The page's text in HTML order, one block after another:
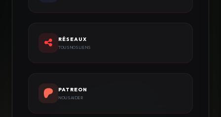
RÉSEAUX
TOUS NOS LIENS
PATREON
NOUS AIDER